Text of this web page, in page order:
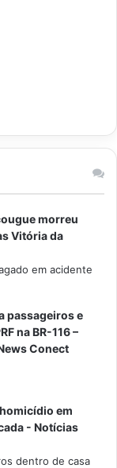
morreu
Vitória da
em acidente
passageiros e
na BR-116 –
Conect
em
- Notícias
dentro de casa